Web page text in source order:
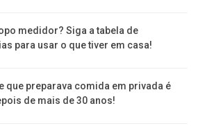
medidor? Siga a tabela de
para usar o que tiver em casa!
que preparava comida em privada é
de mais de 30 anos!